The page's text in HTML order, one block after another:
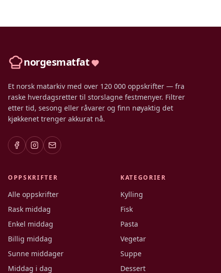
norgesmatfat
Et norsk matarkiv med over 120 000 oppskrifter — fra
raske hverdagsretter til storslagne festmenyer. Filtrer
etter tid, sesong eller råvarer og finn nøyaktig det
kjøkkenet trenger akkurat nå.
OPPSKRIFTER
Alle oppskrifter
Rask middag
Enkel middag
Billig middag
Sunne middager
Middag i dag
KATEGORIER
Kylling
Fisk
Pasta
Vegetar
Suppe
Dessert